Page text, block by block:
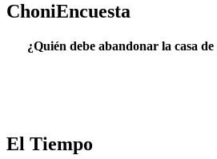
ChoniEncuesta
¿Quién debe abandonar la casa
El Tiempo